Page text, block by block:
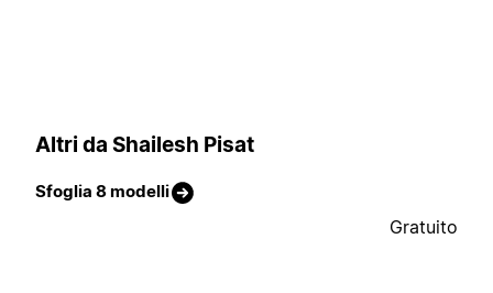
Altri da Shailesh Pisat
Sfoglia 8 modelli
Gratuito